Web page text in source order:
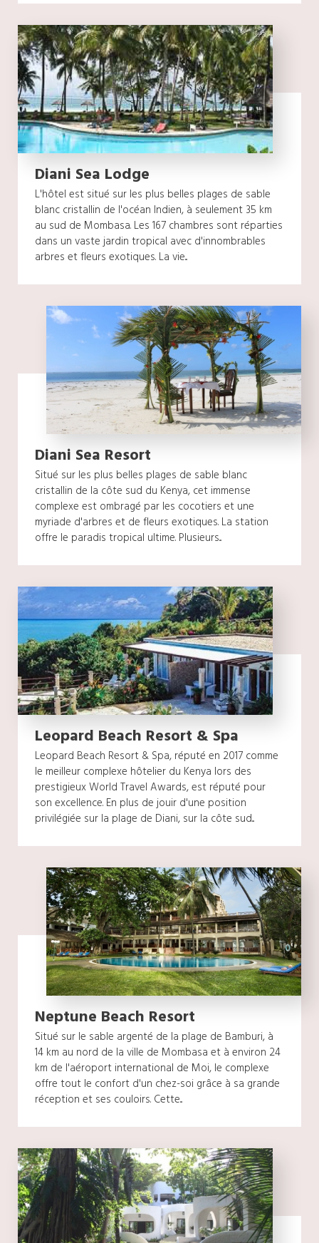
Diani Sea Lodge
L'hôtel est situé sur les plus belles plages de sable
blanc cristallin de l'océan Indien, à seulement 35 km
au sud de Mombasa. Les 167 chambres sont réparties
dans un vaste jardin tropical avec d'innombrables
arbres et fleurs exotiques. La vie...
Diani Sea Resort
Situé sur les plus belles plages de sable blanc
cristallin de la côte sud du Kenya, cet immense
complexe est ombragé par les cocotiers et une
myriade d'arbres et de fleurs exotiques. La station
offre le paradis tropical ultime. Plusieurs...
Leopard Beach Resort & Spa
Leopard Beach Resort & Spa, réputé en 2017 comme
le meilleur complexe hôtelier du Kenya lors des
prestigieux World Travel Awards, est réputé pour
son excellence. En plus de jouir d'une position
privilégiée sur la plage de Diani, sur la côte sud...
Neptune Beach Resort
Situé sur le sable argenté de la plage de Bamburi, à
14 km au nord de la ville de Mombasa et à environ 24
km de l'aéroport international de Moi, le complexe
offre tout le confort d'un chez-soi grâce à sa grande
réception et ses couloirs. Cette...